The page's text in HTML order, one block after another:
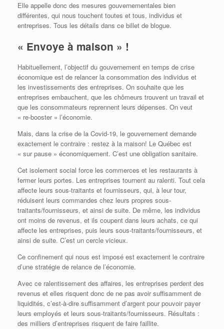
Elle appelle donc des mesures gouvernementales bien
différentes, qui nous touchent toutes et tous, individus et
entreprises. Tous les détails dans ce billet de blogue.
« Envoye à maison » !
Habituellement, l’objectif du gouvernement en temps de crise
économique est de relancer la consommation des individus et
les investissements des entreprises. On souhaite que les
entreprises embauchent, que les chômeurs trouvent un travail et
que les consommateurs reprennent leurs dépenses. On veut
« re-booster » l’économie.
Mais, dans la crise de la Covid-19, le gouvernement demande
exactement le contraire : restez à la maison! Le Québec est
« sur pause » économiquement. C’est une obligation sanitaire.
Cet isolement social force les commerces et les restaurants à
fermer leurs portes. Les entreprises tournent au ralenti. Tout cela
affecte leurs sous-traitants et fournisseurs, qui, à leur tour,
réduisent leurs commandes chez leurs propres sous-
traitants/fournisseurs, et ainsi de suite. De même, les individus
ont moins de revenus, et ils coupent dans leurs achats, ce qui
affecte les entreprises, puis leurs sous-traitants/fournisseurs, et
ainsi de suite. C’est un cercle vicieux.
Ce confinement qui nous est imposé est exactement le contraire
d’une stratégie de relance de l’économie.
Avec ce ralentissement des affaires, les entreprises perdent des
revenus et elles risquent donc de ne pas avoir suffisamment de
liquidités, c’est-à-dire suffisamment d’argent pour pouvoir payer
leurs employés et leurs sous-traitants/fournisseurs. Résultats :
des milliers d’entreprises risquent de faire faillite.